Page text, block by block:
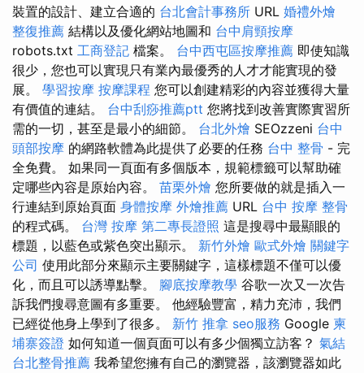
裝置的設計、建立合適的 台北會計事務所 URL 婚禮外燴
整復推薦 結構以及優化網站地圖和 台中肩頸按摩
robots.txt 工商登記 檔案。 台中西屯區按摩推薦 即使知識
很少，您也可以實現只有業內最優秀的人才才能實現的發
展。 學習按摩 按摩課程 您可以創建精彩的內容並獲得大量
有價值的連結。 台中刮痧推薦ptt 您將找到改善實際實習所
需的一切，甚至是最小的細節。 台北外燴 SEOzzeni 台中
頭部按摩 的網路軟體為此提供了必要的任務 台中 整骨 - 完
全免費。 如果同一頁面有多個版本，規範標籤可以幫助確
定哪些內容是原始內容。 苗栗外燴 您所要做的就是插入一
行連結到原始頁面 身體按摩 外燴推薦 URL 台中 按摩 整骨
的程式碼。 台灣 按摩 第二專長證照 這是搜尋中最顯眼的
標題，以藍色或紫色突出顯​​示。 新竹外燴 歐式外燴 關鍵字
公司 使用此部分來顯示主要關鍵字，這樣標題不僅可以優
化，而且可以誘導點擊。 腳底按摩教學 谷歌一次又一次告
訴我們搜尋意圖有多重要。 他經驗豐富，精力充沛，我們
已經從他身上學到了很多。 新竹 推拿 seo服務 Google 柬
埔寨簽證 如何知道一個頁面可以有多少個獨立訪客？ 氣結
台北整骨推薦 我希望您擁有自己的瀏覽器，該瀏覽器如此